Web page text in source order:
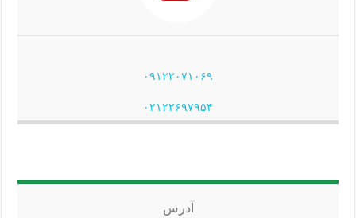
۰۹۱۲۲۰۷۱۰۶۹
۰۲۱۲۲۶۹۷۹۵۴
آدرس